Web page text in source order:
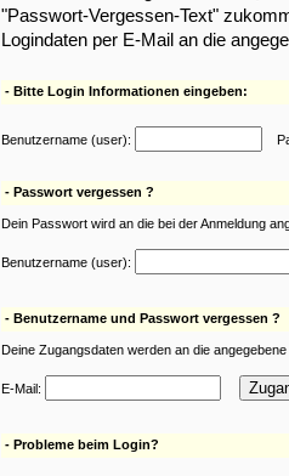
"Passwort-Vergessen-Text"
Logindaten per E-Mail an die
- Bitte Login Informationen eingeben:
Benutzername (user):
- Passwort vergessen ?
Dein Passwort wird an die bei der Anmeldung
Benutzername (user):
- Benutzername und Passwort vergessen ?
Deine Zugangsdaten werden an die
E-Mail:
- Probleme beim Login?